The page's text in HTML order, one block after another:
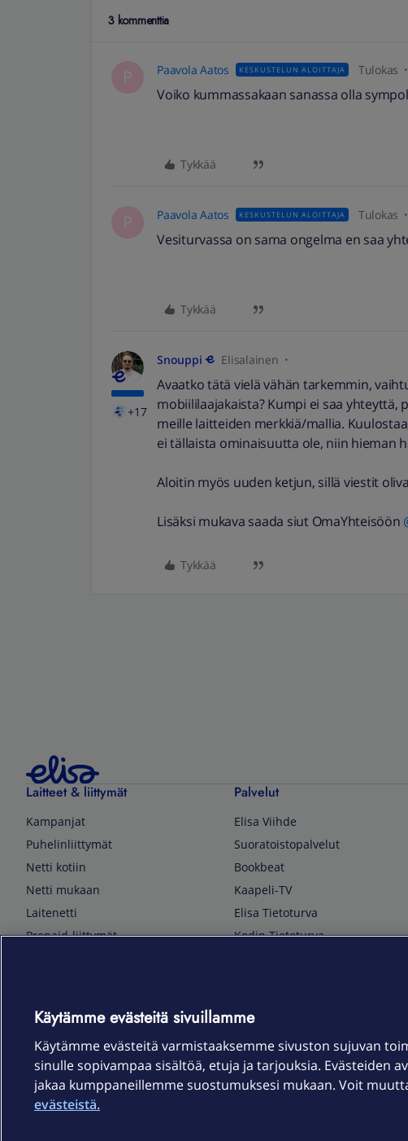
3 kommenttia
P Paavola Aatos KESKUSTELUN ALOITTAJA Tulokas
Voiko kummassakaan sanassa olla
Tykkää
P Paavola Aatos KESKUSTELUN ALOITTAJA Tulokas
Vesiturvassa on sama ongelma en saa
Tykkää
+17
Snouppi Elisalainen
Avaatko tätä vielä vähän tarkemmin,
mobiililaajakaista? Kumpi ei saa yhteyttä,
meille laitteiden merkkiä/mallia.
ei tällaista ominaisuutta ole, niin hieman
Aloitin myös uuden ketjun, sillä viestit
Lisäksi mukava saada siut OmaYhteisöön
Tykkää
Laitteet & liittymät
Kampanjat
Puhelinliittymät
Netti kotiin
Netti mukaan
Laitenetti
Prepaid-liittymät
TV & audio
Kodinkoneet
Kamerat ja dronet
Kellot ja rannekkeet
Palvelut
Elisa Viihde
Suoratoistopalvelut
Bookbeat
Kaapeli-TV
Elisa Tietoturva
Kodin Tietoturva
Elisa Kotiverkko
Elisa Pilvilinna
Elisa Laiteturva
Elisa Rinnakkaisliittymät
Käytämme evästeitä sivuillamme
Käytämme evästeitä varmistaaksemme sivuston sujuvan
sinulle sopivampaa sisältöä, etuja ja tarjouksia. Evästeiden
jakaa kumppaneillemme suostumuksesi mukaan. Voit
evästeistä.